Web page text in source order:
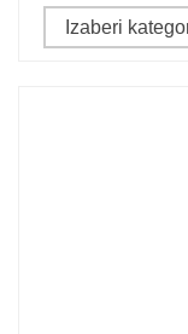
Kategorije